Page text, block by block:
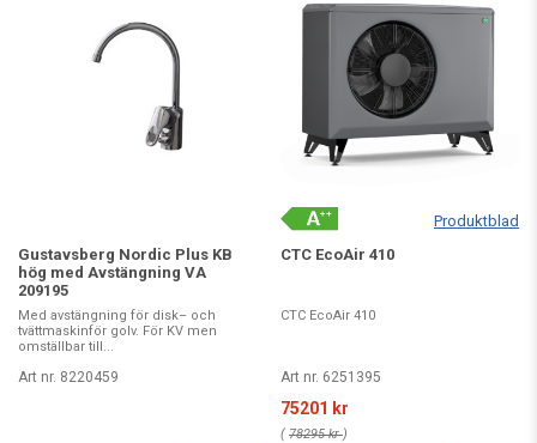
Gustavsberg Nordic Plus KB
hög med Avstängning VA
209195
Med avstängning för disk– och
tvättmaskinför golv. För KV men
omställbar till...
Art nr. 8220459
Produktblad
CTC EcoAir 410
CTC EcoAir 410
Art nr. 6251395
75201 kr
( 78295 kr)